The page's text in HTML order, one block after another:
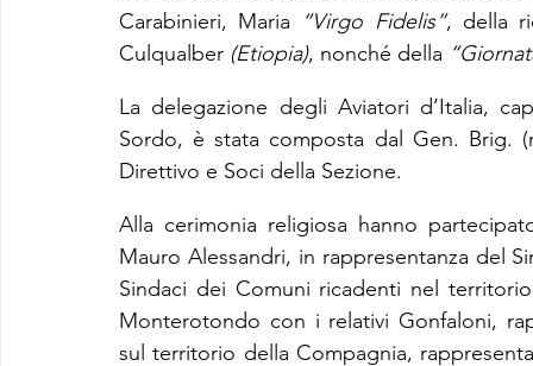
Carabinieri, Maria “Virgo Fidelis”, della
Culqualber (Etiopia), nonché della
La delegazione degli Aviatori d’Italia,
Sordo, è stata composta dal Gen. Brig.
Direttivo e Soci della Sezione.
Alla cerimonia religiosa hanno
Mauro Alessandri, in rappresentanza del
Sindaci dei Comuni ricadenti nel
Monterotondo con i relativi Gonfaloni,
sul territorio della Compagnia,